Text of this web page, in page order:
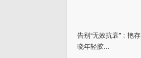
告别“无效抗衰”：艳存
晓年轻胶...